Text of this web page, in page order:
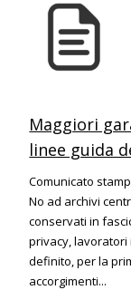
Maggiori
linee guida
Comunicato
No ad archivi
conservati in
privacy,
definito, per la
accorgimenti...